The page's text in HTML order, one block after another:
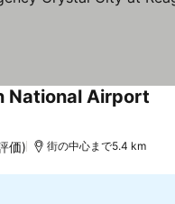
National Airport
価) 街の中心まで5.4 km